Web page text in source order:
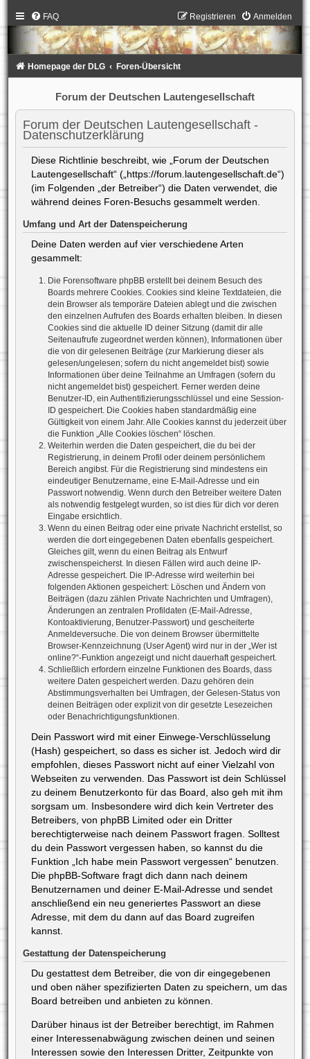
FAQ Anmelden
Registrieren
Homepage der DLG Foren-Übersicht
Forum der Deutschen Lautengesellschaft
Forum der Deutschen Lautengesellschaft -
Datenschutzerklärung
Diese Richtlinie beschreibt, wie „Forum der Deutschen
Lautengesellschaft“ („https://forum.lautengesellschaft.de“)
(im Folgenden „der Betreiber“) die Daten verwendet, die
während deines Foren-Besuchs gesammelt werden.
Umfang und Art der Datenspeicherung
Deine Daten werden auf vier verschiedene Arten
gesammelt:
Die Forensoftware phpBB erstellt bei deinem Besuch des
Boards mehrere Cookies. Cookies sind kleine Textdateien, die
dein Browser als temporäre Dateien ablegt und die zwischen
den einzelnen Aufrufen des Boards erhalten bleiben. In diesen
Cookies sind die aktuelle ID deiner Sitzung (damit dir alle
Seitenaufrufe zugeordnet werden können), Informationen über
die von dir gelesenen Beiträge (zur Markierung dieser als
gelesen/ungelesen; sofern du nicht angemeldet bist) sowie
Informationen über deine Teilnahme an Umfragen (sofern du
nicht angemeldet bist) gespeichert. Ferner werden deine
Benutzer-ID, ein Authentifizierungsschlüssel und eine Session-
ID gespeichert. Die Cookies haben standardmäßig eine
Gültigkeit von einem Jahr. Alle Cookies kannst du jederzeit über
die Funktion „Alle Cookies löschen“ löschen.
Weiterhin werden die Daten gespeichert, die du bei der
Registrierung, in deinem Profil oder deinem persönlichem
Bereich angibst. Für die Registrierung sind mindestens ein
eindeutiger Benutzername, eine E-Mail-Adresse und ein
Passwort notwendig. Wenn durch den Betreiber weitere Daten
als notwendig festgelegt wurden, so ist dies für dich vor deren
Eingabe ersichtlich.
Wenn du einen Beitrag oder eine private Nachricht erstellst, so
werden die dort eingegebenen Daten ebenfalls gespeichert.
Gleiches gilt, wenn du einen Beitrag als Entwurf
zwischenspeicherst. In diesen Fällen wird auch deine IP-
Adresse gespeichert. Die IP-Adresse wird weiterhin bei
folgenden Aktionen gespeichert: Löschen und Ändern von
Beiträgen (dazu zählen Private Nachrichten und Umfragen),
Änderungen an zentralen Profildaten (E-Mail-Adresse,
Kontoaktivierung, Benutzer-Passwort) und gescheiterte
Anmeldeversuche. Die von deinem Browser übermittelte
Browser-Kennzeichnung (User Agent) wird nur in der „Wer ist
online?“-Funktion angezeigt und nicht dauerhaft gespeichert.
Schließlich erfordern einzelne Funktionen des Boards, dass
weitere Daten gespeichert werden. Dazu gehören dein
Abstimmungsverhalten bei Umfragen, der Gelesen-Status von
deinen Beiträgen oder explizit von dir gesetzte Lesezeichen
oder Benachrichtigungsfunktionen.
Dein Passwort wird mit einer Einwege-Verschlüsselung
(Hash) gespeichert, so dass es sicher ist. Jedoch wird dir
empfohlen, dieses Passwort nicht auf einer Vielzahl von
Webseiten zu verwenden. Das Passwort ist dein Schlüssel
zu deinem Benutzerkonto für das Board, also geh mit ihm
sorgsam um. Insbesondere wird dich kein Vertreter des
Betreibers, von phpBB Limited oder ein Dritter
berechtigterweise nach deinem Passwort fragen. Solltest
du dein Passwort vergessen haben, so kannst du die
Funktion „Ich habe mein Passwort vergessen“ benutzen.
Die phpBB-Software fragt dich dann nach deinem
Benutzernamen und deiner E-Mail-Adresse und sendet
anschließend ein neu generiertes Passwort an diese
Adresse, mit dem du dann auf das Board zugreifen
kannst.
Gestattung der Datenspeicherung
Du gestattest dem Betreiber, die von dir eingegebenen
und oben näher spezifizierten Daten zu speichern, um das
Board betreiben und anbieten zu können.
Darüber hinaus ist der Betreiber berechtigt, im Rahmen
einer Interessenabwägung zwischen deinen und seinen
Interessen sowie den Interessen Dritter, Zeitpunkte von